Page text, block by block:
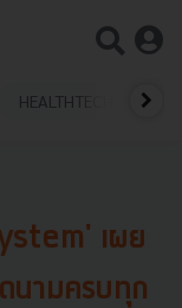
HEALTHTECH
เผย
นามครบทุก